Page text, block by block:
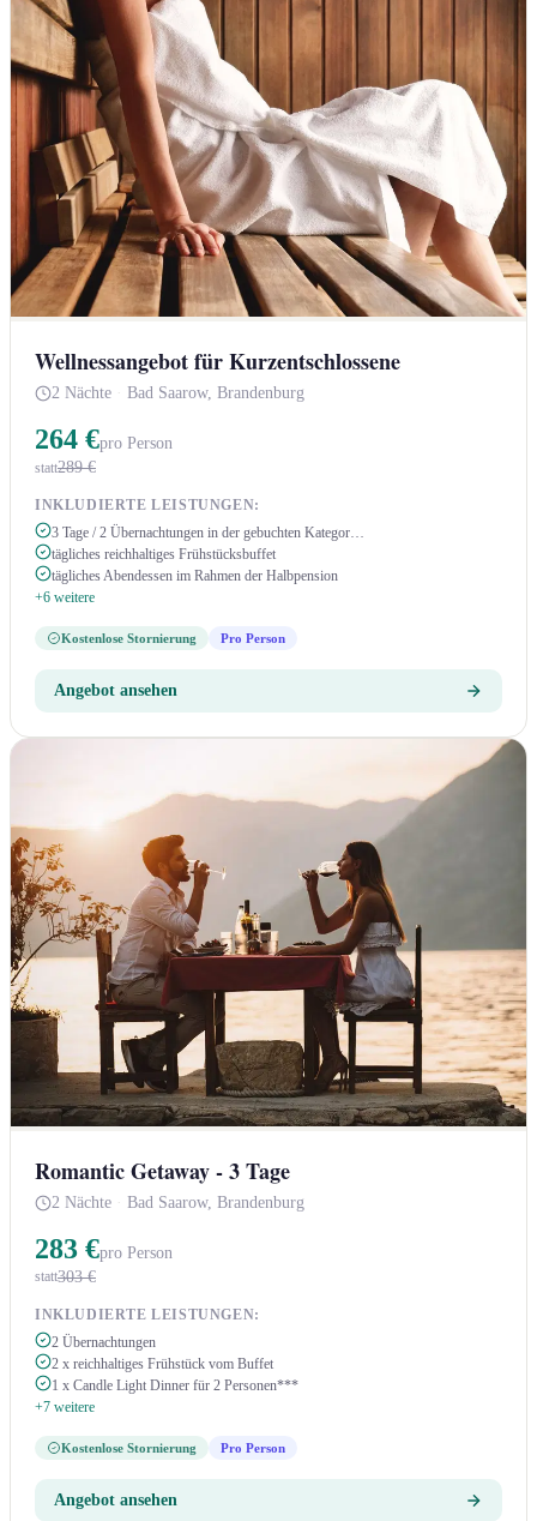
Wellnessangebot für Kurzentschlossene
2 Nächte · Bad Saarow, Brandenburg
264 €pro Person
statt289 €
INKLUDIERTE LEISTUNGEN:
3 Tage / 2 Übernachtungen in der gebuchten Kategor…
tägliches reichhaltiges Frühstücksbuffet
tägliches Abendessen im Rahmen der Halbpension
+6 weitere
Kostenlose Stornierung Pro Person
Angebot ansehen
Romantic Getaway - 3 Tage
2 Nächte · Bad Saarow, Brandenburg
283 €pro Person
statt303 €
INKLUDIERTE LEISTUNGEN:
2 Übernachtungen
2 x reichhaltiges Frühstück vom Buffet
1 x Candle Light Dinner für 2 Personen***
+7 weitere
Kostenlose Stornierung Pro Person
Angebot ansehen